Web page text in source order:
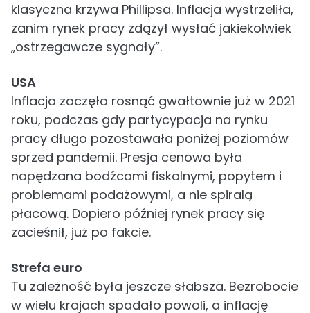
klasyczna krzywa Phillipsa. Inflacja wystrzeliła,
zanim rynek pracy zdążył wysłać jakiekolwiek
„ostrzegawcze sygnały”.
USA
Inflacja zaczęła rosnąć gwałtownie już w 2021
roku, podczas gdy partycypacja na rynku
pracy długo pozostawała poniżej poziomów
sprzed pandemii. Presja cenowa była
napędzana bodźcami fiskalnymi, popytem i
problemami podażowymi, a nie spiralą
płacową. Dopiero później rynek pracy się
zacieśnił, już po fakcie.
Strefa euro
Tu zależność była jeszcze słabsza. Bezrobocie
w wielu krajach spadało powoli, a inflację